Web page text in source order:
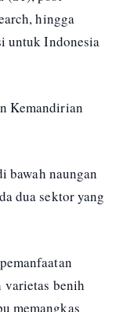
hingga
untuk Indonesia
Kemandirian
bawah naungan
dua sektor yang
benih
memangkas